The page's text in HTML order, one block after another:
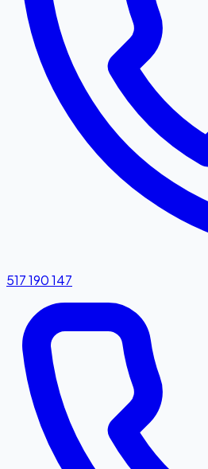
517 190 147